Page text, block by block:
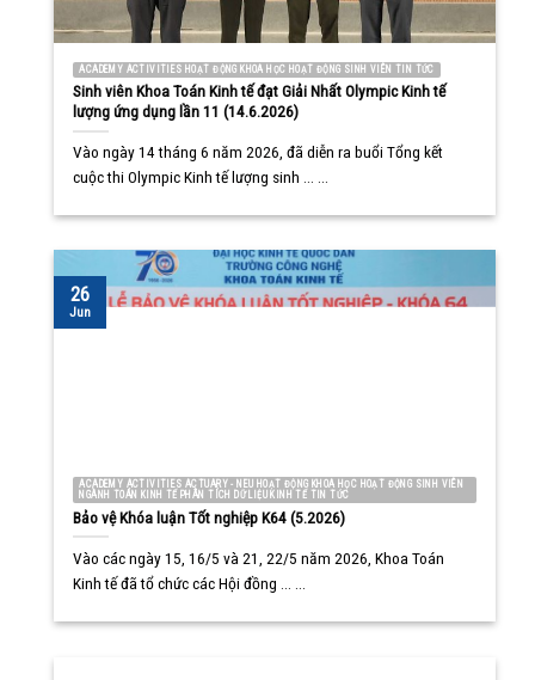
ACADEMY ACTIVITIES HOẠT ĐỘNG KHOA HỌC HOẠT ĐỘNG SINH VIÊN TIN TỨC
Sinh viên Khoa Toán Kinh tế đạt Giải Nhất Olympic Kinh tế
lượng ứng dụng lần 11 (14.6.2026)
Vào ngày 14 tháng 6 năm 2026, đã diễn ra buổi Tổng kết
cuộc thi Olympic Kinh tế lượng sinh ... ...
ACADEMY ACTIVITIES ACTUARY - NEU HOẠT ĐỘNG KHOA HỌC HOẠT ĐỘNG SINH VIÊN
NGÀNH TOÁN KINH TẾ PHÂN TÍCH DỮ LIỆU KINH TẾ TIN TỨC
Bảo vệ Khóa luận Tốt nghiệp K64 (5.2026)
Vào các ngày 15, 16/5 và 21, 22/5 năm 2026, Khoa Toán
Kinh tế đã tổ chức các Hội đồng ... ...
26
Jun